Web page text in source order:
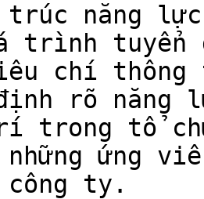
trúc năng
trình tuyển
chí thông
rõ năng
trong tổ
những ứng
ty.